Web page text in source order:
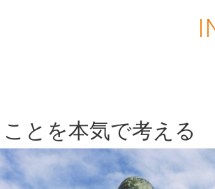
ことを本気で考え